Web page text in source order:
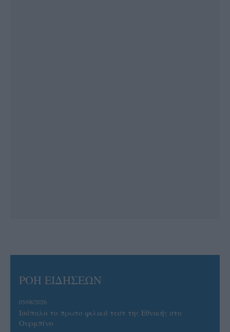
ΡΟΗ ΕΙΔΗΣΕΩΝ
05/08/2026
Ισόπαλο το πρωτο φιλικό τεστ της Εθνικής στο
Ουρμπίνο